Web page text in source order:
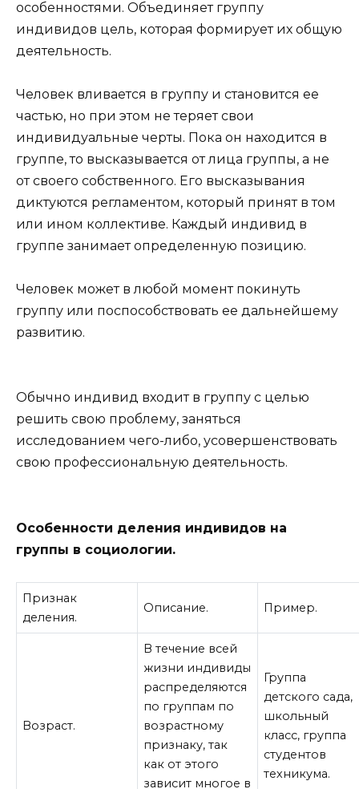
особенностями. Объединяет группу
индивидов цель, которая формирует их общую
деятельность.
Человек вливается в группу и становится ее
частью, но при этом не теряет свои
индивидуальные черты. Пока он находится в
группе, то высказывается от лица группы, а не
от своего собственного. Его высказывания
диктуются регламентом, который принят в том
или ином коллективе. Каждый индивид в
группе занимает определенную позицию.
Человек может в любой момент покинуть
группу или поспособствовать ее дальнейшему
развитию.
Обычно индивид входит в группу с целью
решить свою проблему, заняться
исследованием чего-либо, усовершенствовать
свою профессиональную деятельность.
Особенности деления индивидов на
группы в социологии.
Признак
деления.
Описание. Пример.
Возраст.
В течение всей
жизни индивиды
распределяются
по группам по
возрастному
признаку, так
как от этого
зависит многое в
Группа
детского сада,
школьный
класс, группа
студентов
техникума.